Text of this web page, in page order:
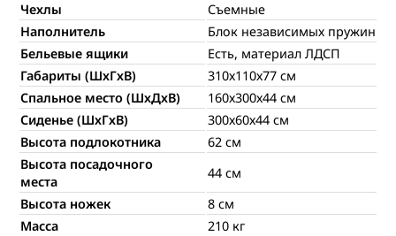
Чехлы
Съемные
Наполнитель
Блок независимых пружин
Бельевые ящики
Есть, материал ЛДСП
Габариты (ШхГхВ)
310х110х77 см
Спальное место (ШхДхВ)
160х300х44 см
Сиденье (ШхГхВ)
300х60х44 см
Высота подлокотника
62 см
Высота посадочного
места
44 см
Высота ножек
8 см
Масса
210 кг